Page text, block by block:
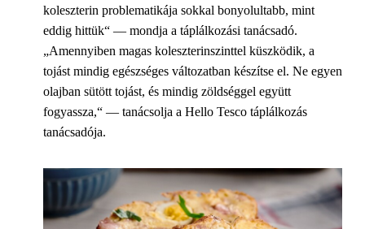
koleszterin problematikája sokkal bonyolultabb, mint
eddig hittük“ — mondja a táplálkozási tanácsadó.
„Amennyiben magas koleszterinszinttel küszködik, a
tojást mindig egészséges változatban készítse el. Ne egyen
olajban sütött tojást, és mindig zöldséggel együtt
fogyassza,“ — tanácsolja a Hello Tesco táplálkozás
tanácsadója.